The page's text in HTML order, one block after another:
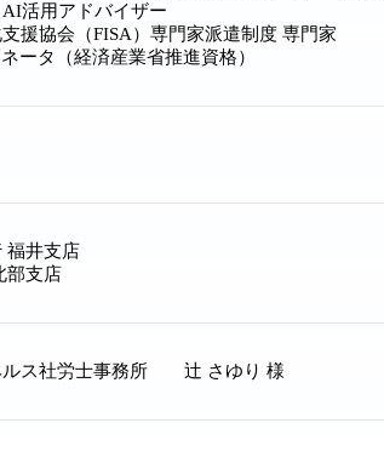
活用アドバイザー
援協会（FISA）専門家派遣制度 専門家
ータ（経済産業省推進資格）
福井支店
部支店
ルス社労士事務所 辻 さゆり 様